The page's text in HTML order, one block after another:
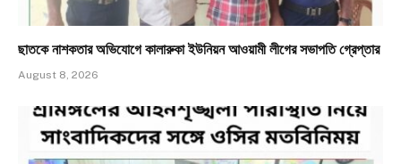
ছাতকে নাশকতার অভিযোগে কালারুকা ইউনিয়ন আওয়ামী লীগের সভাপতি গ্রেপ্তার
August 8, 2026